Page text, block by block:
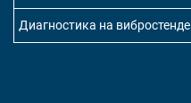
Диагностика на вибростенде